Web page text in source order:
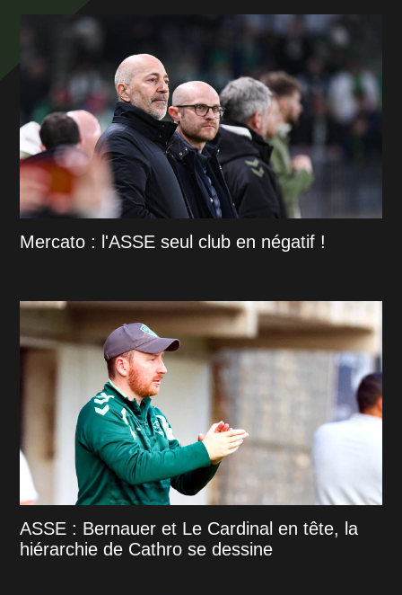
Mercato : l'ASSE seul club en négatif !
ASSE : Bernauer et Le Cardinal en tête, la
hiérarchie de Cathro se dessine